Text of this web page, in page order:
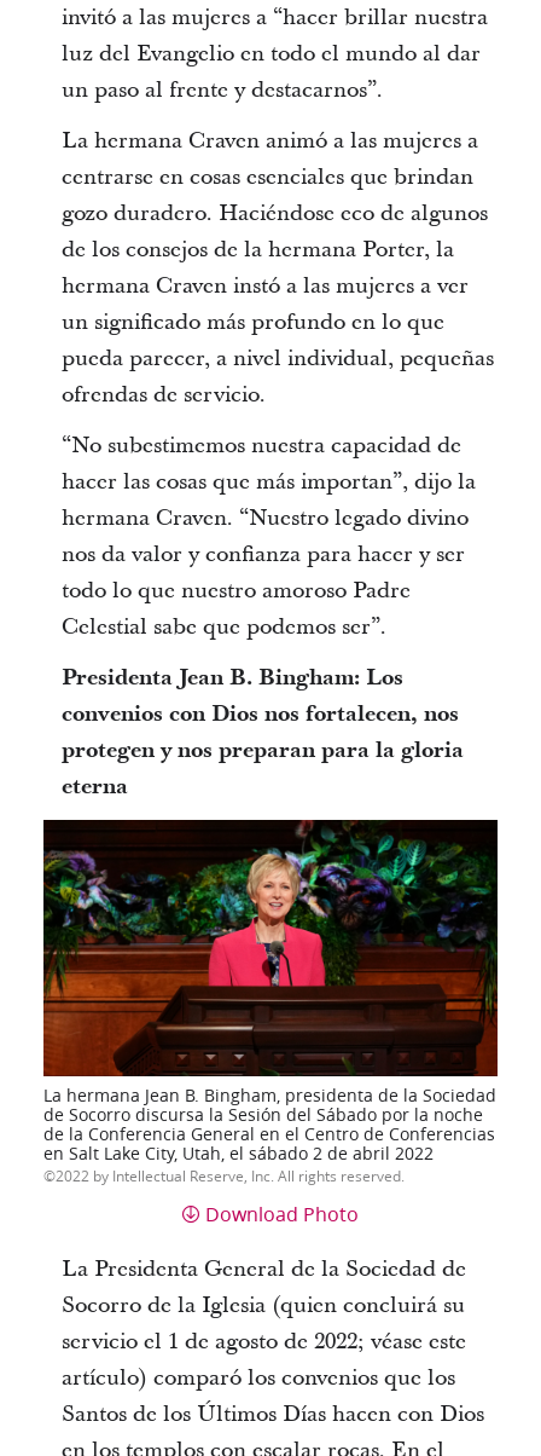
invitó a las mujeres a “hacer brillar nuestra
luz del Evangelio en todo el mundo al dar
un paso al frente y destacarnos”.
La hermana Craven animó a las mujeres a
centrarse en cosas esenciales que brindan
gozo duradero. Haciéndose eco de algunos
de los consejos de la hermana Porter, la
hermana Craven instó a las mujeres a ver
un significado más profundo en lo que
pueda parecer, a nivel individual, pequeñas
ofrendas de servicio.
“No subestimemos nuestra capacidad de
hacer las cosas que más importan”, dijo la
hermana Craven. “Nuestro legado divino
nos da valor y confianza para hacer y ser
todo lo que nuestro amoroso Padre
Celestial sabe que podemos ser”.
Presidenta Jean B. Bingham: Los
convenios con Dios nos fortalecen, nos
protegen y nos preparan para la gloria
eterna
La hermana Jean B. Bingham, presidenta de la Sociedad
de Socorro discursa la Sesión del Sábado por la noche
de la Conferencia General en el Centro de Conferencias
en Salt Lake City, Utah, el sábado 2 de abril 2022
2022 by Intellectual Reserve, Inc. All rights reserved.
Download Photo
La Presidenta General de la Sociedad de
Socorro de la Iglesia (quien concluirá su
servicio el 1 de agosto de 2022; véase este
artículo) comparó los convenios que los
Santos de los Últimos Días hacen con Dios